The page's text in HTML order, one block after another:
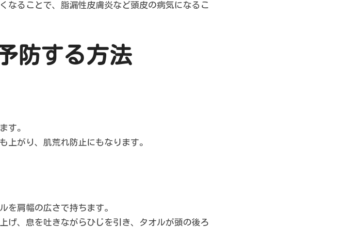
なることで、脂漏性皮膚炎など頭皮の病気になるこ
防する方法
す。
上がり、肌荒れ防止にもなります。
を肩幅の広さで持ちます。
げ、息を吐きながらひじを引き、タオルが頭の後ろ